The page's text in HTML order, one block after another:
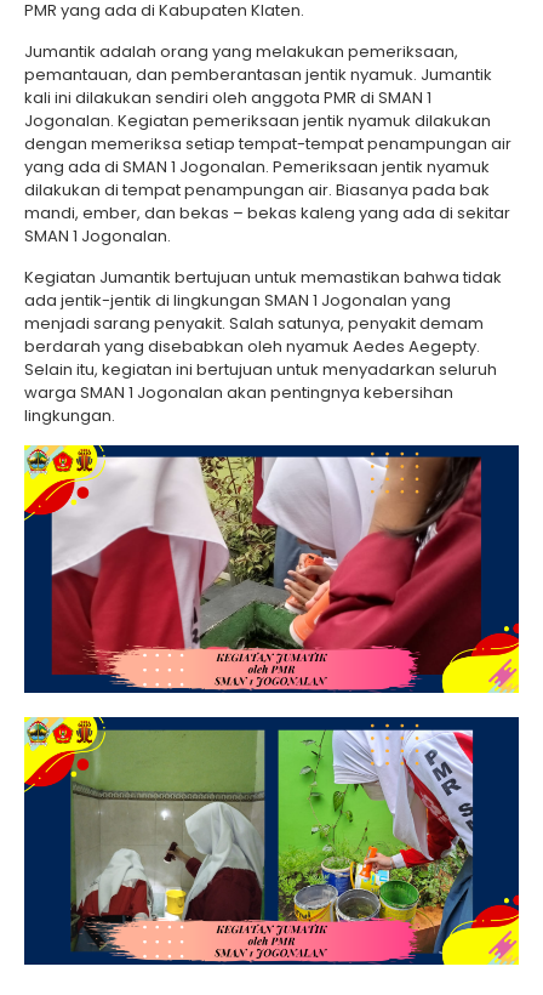
PMR yang ada di Kabupaten Klaten.
Jumantik adalah orang yang melakukan pemeriksaan,
pemantauan, dan pemberantasan jentik nyamuk. Jumantik
kali ini dilakukan sendiri oleh anggota PMR di SMAN 1
Jogonalan. Kegiatan pemeriksaan jentik nyamuk dilakukan
dengan memeriksa setiap tempat-tempat penampungan air
yang ada di SMAN 1 Jogonalan. Pemeriksaan jentik nyamuk
dilakukan di tempat penampungan air. Biasanya pada bak
mandi, ember, dan bekas – bekas kaleng yang ada di sekitar
SMAN 1 Jogonalan.
Kegiatan Jumantik bertujuan untuk memastikan bahwa tidak
ada jentik-jentik di lingkungan SMAN 1 Jogonalan yang
menjadi sarang penyakit. Salah satunya, penyakit demam
berdarah yang disebabkan oleh nyamuk Aedes Aegepty.
Selain itu, kegiatan ini bertujuan untuk menyadarkan seluruh
warga SMAN 1 Jogonalan akan pentingnya kebersihan
lingkungan.